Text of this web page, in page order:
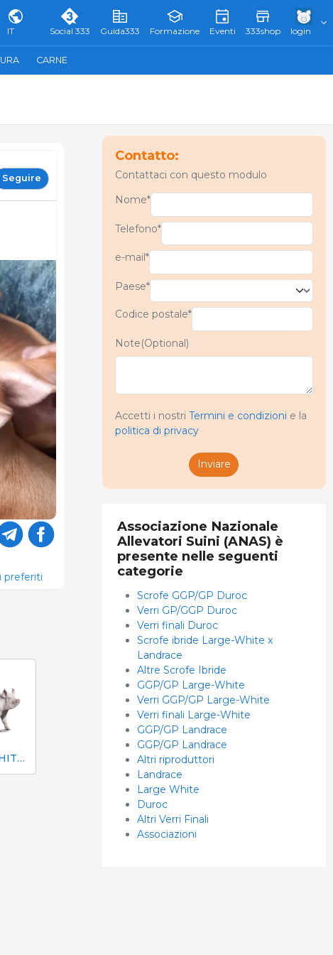
IT Social 333 Guida333 Formazione Eventi 333shop login
CARNE
Seguire
preferiti
LARGE WHITE ITALIANA
Contatto:
Contattaci con questo modulo
Nome*
Telefono*
e-mail*
Paese*
Codice postale*
Note(Optional)
Accetti i nostri Termini e condizioni e la
politica di privacy
Inviare
Associazione Nazionale
Allevatori Suini (ANAS) è
presente nelle seguenti
categorie
Scrofe GGP/GP Duroc
Verri GP/GGP Duroc
Verri finali Duroc
Scrofe ibride Large-White x
Landrace
Altre Scrofe Ibride
GGP/GP Large-White
Verri GGP/GP Large-White
Verri finali Large-White
GGP/GP Landrace
GGP/GP Landrace
Altri riproduttori
Landrace
Large White
Duroc
Altri Verri Finali
Associazioni